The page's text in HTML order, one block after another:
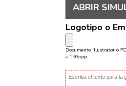
ABRIR
Logotipo o
Documento Illustrator o
a 150ppp.